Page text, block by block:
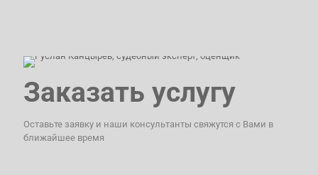
Заказать услугу
Оставьте заявку и наши консультанты свяжутся с Вами в
ближайшее время